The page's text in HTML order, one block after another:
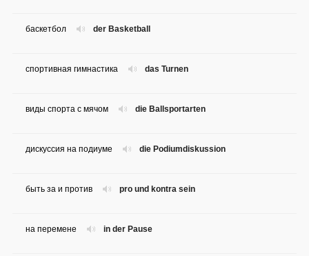
der Basketball
баскетбол
das Turnen
спортивная гимнастика
die Ballsportarten
виды спорта с мячом
die Podiumdiskussion
дискуссия на подиуме
pro und kontra sein
быть за и против
in der Pause
на перемене